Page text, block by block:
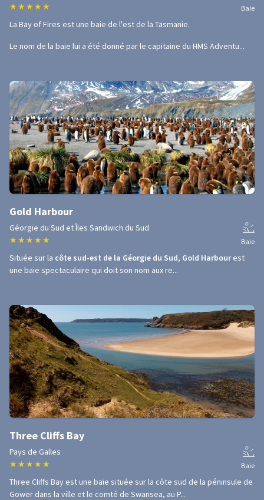
★ ★ ★ ★ ★ Baie
La Bay of Fires est une baie de l'est de la Tasmanie.
Le nom de la baie lui a été donné par le capitaine du HMS Adventu...
Gold Harbour
Géorgie du Sud et Îles Sandwich du Sud
★ ★ ★ ★ ★ Baie
Située sur la côte sud-est de la Géorgie du Sud, Gold Harbourest
une baie spectaculaire qui doit son nom aux re...
Three Cliffs Bay
Pays de Galles
★ ★ ★ ★ ★ Baie
Three Cliffs Bay est une baie située sur la côte sud de la péninsule de
Gower dans la ville et le comté de Swansea, au P...